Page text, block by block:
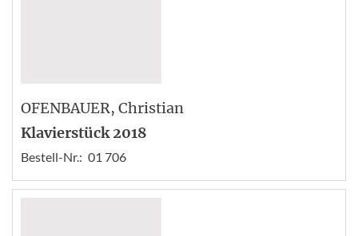
OFENBAUER, Christian
Klavierstück 2018
Bestell-Nr.: 01 706